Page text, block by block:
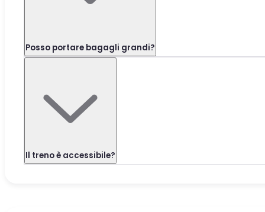
Posso portare bagagli grandi?
Il treno è accessibile?